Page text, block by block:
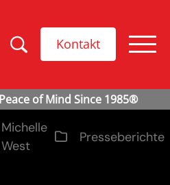
Kontakt
Michelle
West
Presseberichte